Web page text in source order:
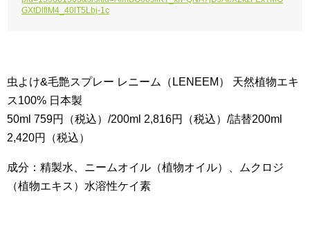
GXtDlflM4_40lT5Lbj-1c
虫よけ&毛艶スプレー レニーム（LENEEM） 天然植物エキ
ス100% 日本製
50ml 759円（税込）/200ml 2,816円（税込）/詰替200ml
2,420円（税込）
成分：精製水、ニームオイル（植物オイル）、ムクロジ
（植物エキス）水溶性ケイ素